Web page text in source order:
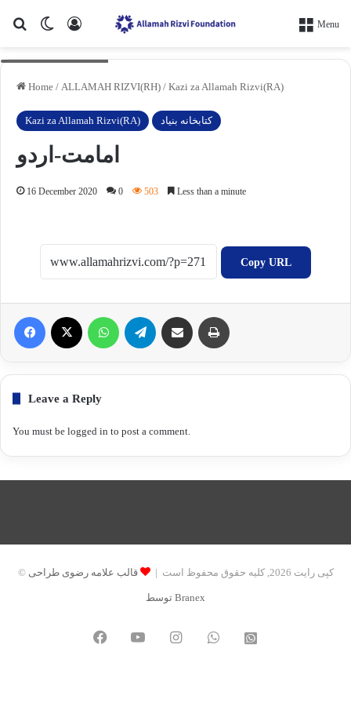
Search forSwitch skin Menu
Home / ALLAMAH RIZVI(RH) / Kazi za Allamah Rizvi(RA)
Kazi za Allamah Rizvi(RA) کتابخانه بنیاد
امامت-اردو
16 December 2020 0 503 Less than a minute
Copy URL
Facebook WhatsApp Telegram Share via Email
Leave a Reply
You must be logged in to post a comment.
© کپی رایت 2026, کلیه حقوق محفوظ است | قالب علامه رضوی طراحی
توسط Branex
FacebookYouTubeInstagramWhatsAppواتساپ